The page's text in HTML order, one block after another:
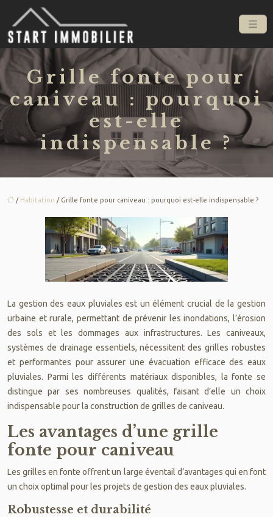
Grille fonte pour
caniveau : pourquoi
est-elle
indispensable ?
/ Habitation / Grille fonte pour caniveau : pourquoi est-elle indispensable ?
La gestion des eaux pluviales est un élément crucial de la gestion
urbaine et rurale, permettant de prévenir les inondations, l’érosion
des sols et les dommages aux infrastructures. Les caniveaux,
systèmes de drainage essentiels, nécessitent des grilles robustes
et performantes pour assurer une évacuation efficace des eaux
pluviales. Parmi les différents matériaux disponibles, la fonte se
distingue par ses nombreuses qualités, faisant d’elle un choix
indispensable pour la construction de grilles de caniveau.
Les avantages d’une grille
fonte pour caniveau
Les grilles en fonte offrent un large éventail d’avantages qui en font
un choix optimal pour les projets de gestion des eaux pluviales.
Robustesse et durabilité